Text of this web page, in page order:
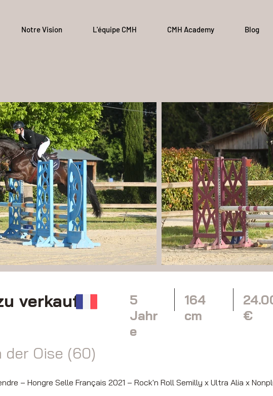
Notre Vision L'équipe CMH CMH Academy Blog
verkaufen
5
Jahr
e
Oise (60)
164
cm
€
– Hongre Selle Français 2021 – Rock'n Roll Semilly x Ultra Alia x